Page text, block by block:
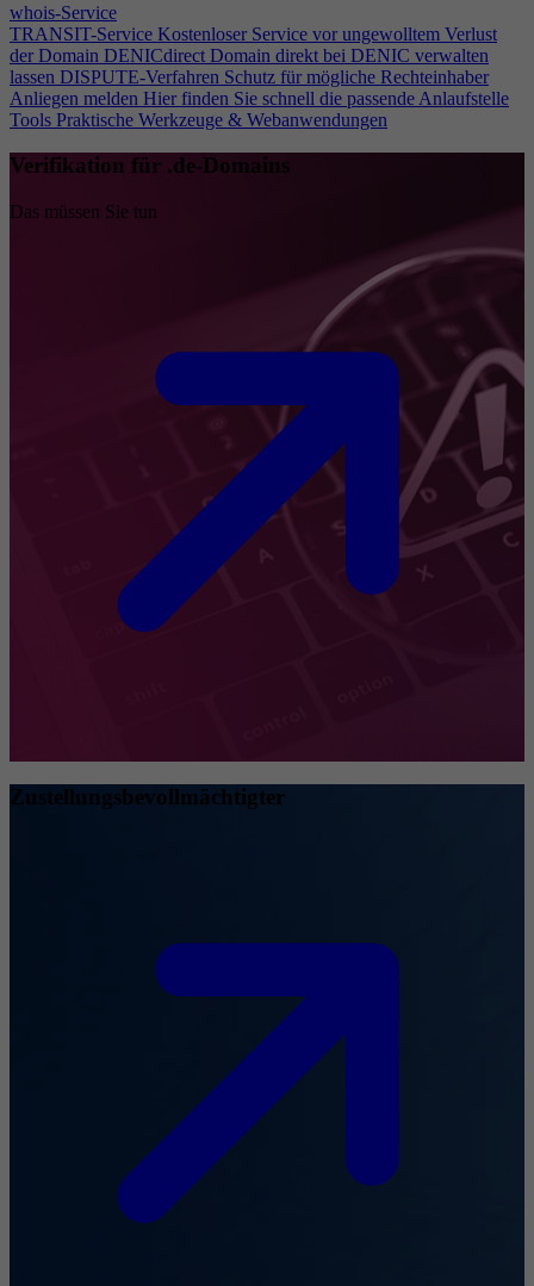
whois-Service
TRANSIT-Service Kostenloser Service vor ungewolltem Verlust
der Domain DENICdirect Domain direkt bei DENIC verwalten
lassen DISPUTE-Verfahren Schutz für mögliche Rechteinhaber
Anliegen melden Hier finden Sie schnell die passende Anlaufstelle
Tools Praktische Werkzeuge & Webanwendungen
Verifikation für .de-Domains
Das müssen Sie tun
Zustellungsbevollmächtigter